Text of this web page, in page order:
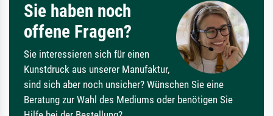
Sie haben noch
offene Fragen?
Sie interessieren sich für einen
Kunstdruck aus unserer Manufaktur,
sind sich aber noch unsicher? Wünschen Sie eine
Beratung zur Wahl des Mediums oder benötigen Sie